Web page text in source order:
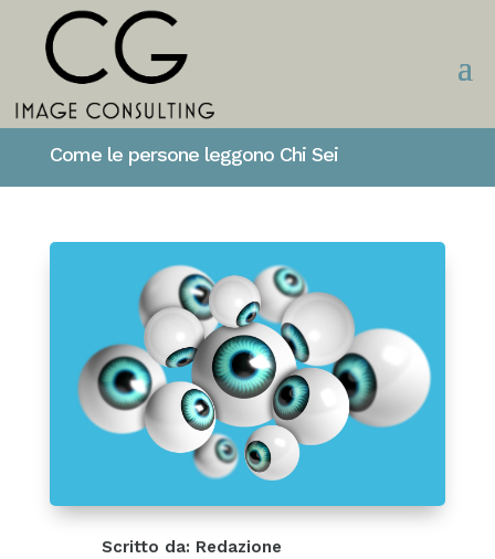
Come le persone leggono Chi Sei
Scritto da: Redazione